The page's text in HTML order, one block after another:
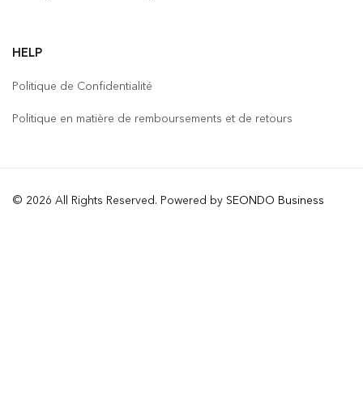
HELP
Politique de Confidentialité
Politique en matière de remboursements et de retours
© 2026 All Rights Reserved. Powered by SEONDO Business